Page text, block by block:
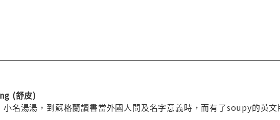
(舒皮)
小名湯湯，到蘇格蘭讀書當外國人問及名字意義時，而有了soupy的英